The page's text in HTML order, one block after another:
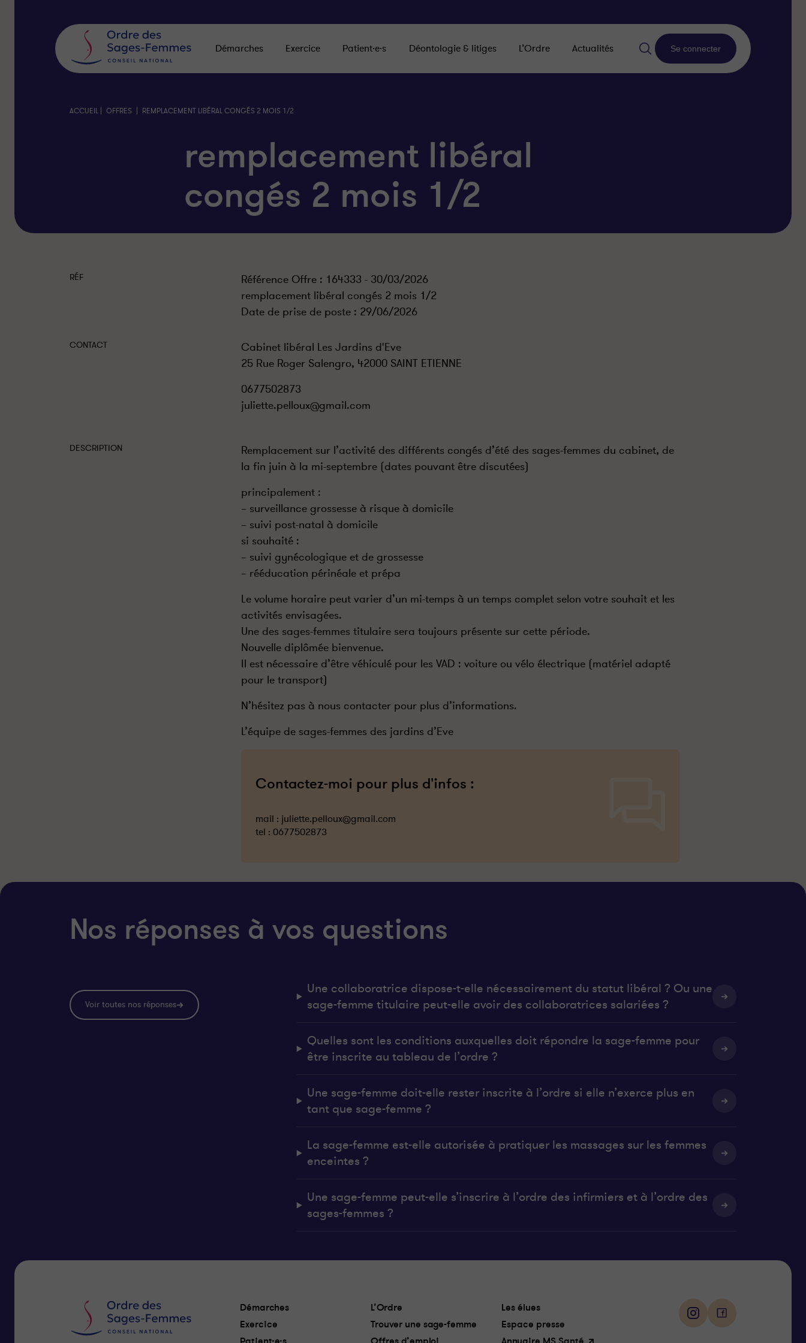
Démarches Exercice Patient·e·s Déontologie & litiges L’Ordre Actualités Se connecter
ACCUEIL | OFFRES | REMPLACEMENT LIBÉRAL CONGÉS 2 MOIS 1/2
remplacement libéral
congés 2 mois 1/2
RÉF
Référence Offre : 164333 - 30/03/2026
remplacement libéral congés 2 mois 1/2
Date de prise de poste : 29/06/2026
CONTACT
Cabinet libéral Les Jardins d'Eve
25 Rue Roger Salengro, 42000 SAINT ETIENNE
0677502873
juliette.pelloux@gmail.com
DESCRIPTION
Remplacement sur l’activité des différents congés d’été des sages-femmes du cabinet, de
la fin juin à la mi-septembre (dates pouvant être discutées)
principalement :
– surveillance grossesse à risque à domicile
– suivi post-natal à domicile
si souhaité :
– suivi gynécologique et de grossesse
– rééducation périnéale et prépa
Le volume horaire peut varier d’un mi-temps à un temps complet selon votre souhait et les
activités envisagées.
Une des sages-femmes titulaire sera toujours présente sur cette période.
Nouvelle diplômée bienvenue.
Il est nécessaire d’être véhiculé pour les VAD : voiture ou vélo électrique (matériel adapté
pour le transport)
N’hésitez pas à nous contacter pour plus d’informations.
L’équipe de sages-femmes des jardins d’Eve
Contactez-moi pour plus d'infos :
mail : juliette.pelloux@gmail.com
tel : 0677502873
Nos réponses à vos questions
Voir toutes nos réponses
Une collaboratrice dispose-t-elle nécessairement du statut libéral ? Ou une
sage-femme titulaire peut-elle avoir des collaboratrices salariées ?
Quelles sont les conditions auxquelles doit répondre la sage-femme pour
être inscrite au tableau de l’ordre ?
Une sage-femme doit-elle rester inscrite à l’ordre si elle n’exerce plus en
tant que sage-femme ?
La sage-femme est-elle autorisée à pratiquer les massages sur les femmes
enceintes ?
Une sage-femme peut-elle s’inscrire à l’ordre des infirmiers et à l’ordre des
sages-femmes ?
Démarches
Exercice
L’Ordre
Trouver une sage-femme
Les élues
Espace presse
i
f